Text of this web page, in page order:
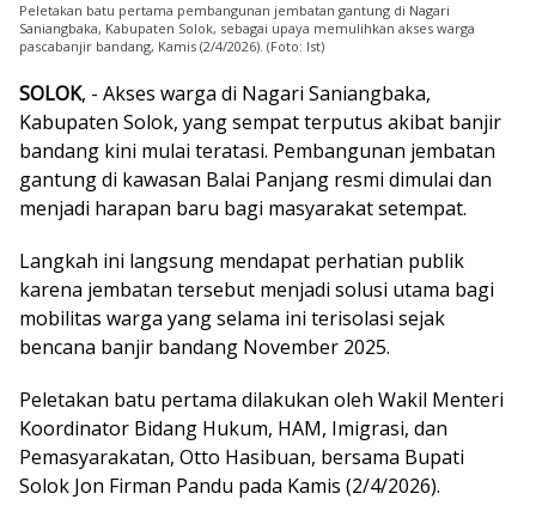
Peletakan batu pertama pembangunan jembatan gantung di Nagari
Saniangbaka, Kabupaten Solok, sebagai upaya memulihkan akses warga
pascabanjir bandang, Kamis (2/4/2026). (Foto: Ist)
SOLOK, - Akses warga di Nagari Saniangbaka,
Kabupaten Solok, yang sempat terputus akibat banjir
bandang kini mulai teratasi. Pembangunan jembatan
gantung di kawasan Balai Panjang resmi dimulai dan
menjadi harapan baru bagi masyarakat setempat.
Langkah ini langsung mendapat perhatian publik
karena jembatan tersebut menjadi solusi utama bagi
mobilitas warga yang selama ini terisolasi sejak
bencana banjir bandang November 2025.
Peletakan batu pertama dilakukan oleh Wakil Menteri
Koordinator Bidang Hukum, HAM, Imigrasi, dan
Pemasyarakatan, Otto Hasibuan, bersama Bupati
Solok Jon Firman Pandu pada Kamis (2/4/2026).